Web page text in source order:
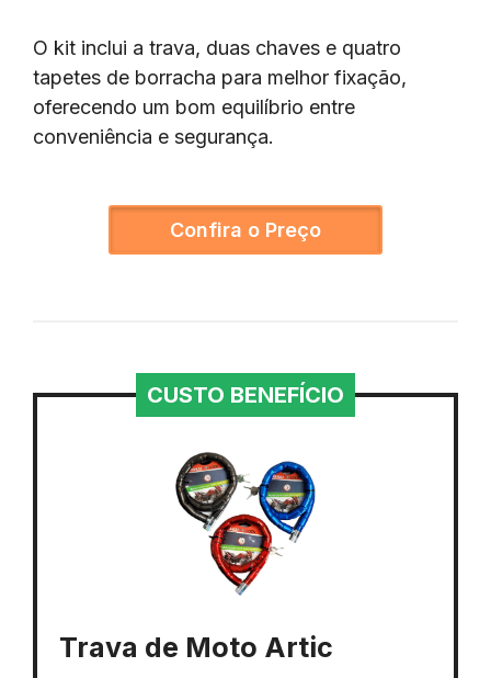
O kit inclui a trava, duas chaves e quatro
tapetes de borracha para melhor fixação,
oferecendo um bom equilíbrio entre
conveniência e segurança.
Confira o Preço
CUSTO BENEFÍCIO
Trava de Moto Artic